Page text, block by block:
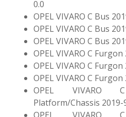
0.0
OPEL VIVARO C Bus
OPEL VIVARO C Bus
OPEL VIVARO C Bus
OPEL VIVARO C
OPEL VIVARO C
OPEL VIVARO C
OPEL VIVARO
Platform/Chassis 2019-